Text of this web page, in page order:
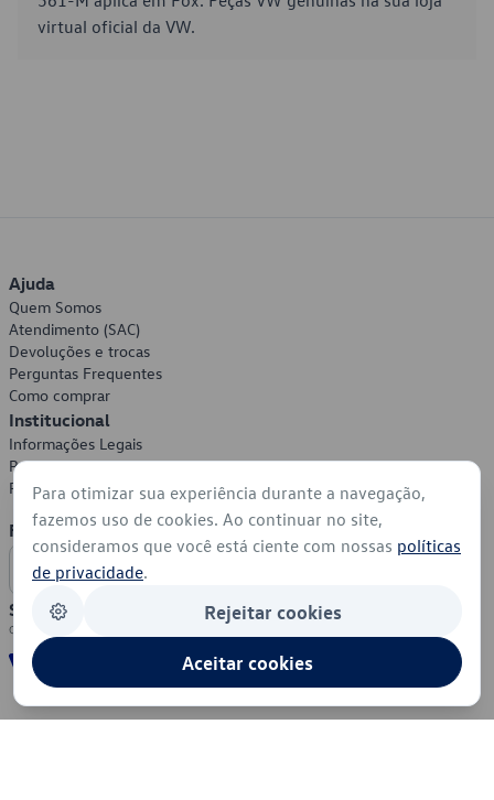
virtual oficial da VW.
Ajuda
Quem Somos
Atendimento (SAC)
Devoluções e trocas
Perguntas Frequentes
Como comprar
Institucional
Informações Legais
Política de Privacidade
Política de Cookies
Formas de Pagamento
Segurança
Para otimizar sua experiência durante a navegação,
fazemos uso de cookies. Ao continuar no site,
consideramos que você está ciente com nossas políticas
de privacidade.
Rejeitar cookies
Aceitar cookies